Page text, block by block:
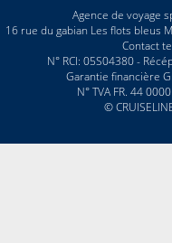
Agence de voyage
16 rue du gabian Les flots bleus
Contact
N° RCI: 05S04380 -
Garantie financière
N° TVA FR. 44
©